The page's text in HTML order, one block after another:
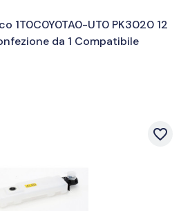
1T0C0Y0TA0-UT0 PK3020 12
da 1 Compatibile
favorite_border